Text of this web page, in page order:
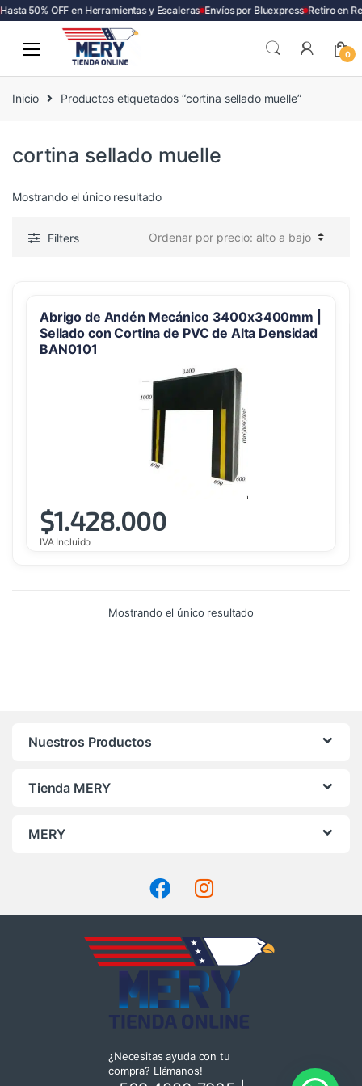
50% OFF en Herramientas y Escaleras Envíos por Bluexpress Retiro en
0
Inicio Productos etiquetados “cortina sellado muelle”
cortina sellado muelle
Mostrando el único resultado
Filters
Abrigo de Andén Mecánico 3400x3400mm |
Sellado con Cortina de PVC de Alta Densidad
BAN0101
$1.428.000
IVA Incluido
Mostrando el único resultado
Nuestros Productos
Tienda MERY
MERY
¿Necesitas ayuda con tu
compra? Llámanos!